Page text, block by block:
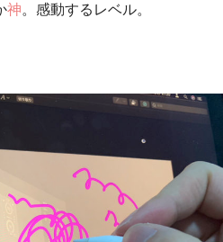
神。感動するレベル。